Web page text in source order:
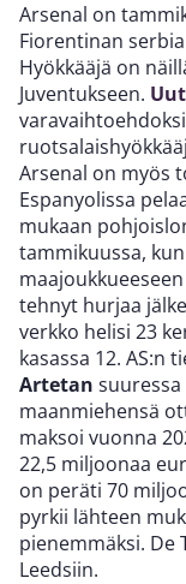
Arsenal on
Fiorentinan
Hyökkääjä on
Juventukseen.
Arsenal on myös
Espanyolissa
mukaan
tammikuussa,
tehnyt hurjaa
verkko helisi 23
kasassa 12. AS:n
Artetan
maanmiehensä
maksoi vuonna
22,5 miljoonaa
on peräti 70
pyrkii lähteen
pienemmäksi. De
Leedsiin.